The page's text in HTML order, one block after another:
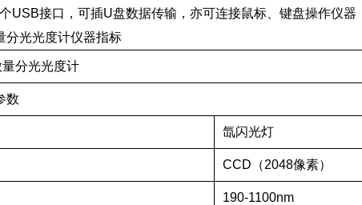
USB接口，可插U盘数据传输，亦可连接鼠标、键盘操作仪器
分光光度计仪器指标
分光光度计
数
氙闪光灯
CCD（2048像素）
190-1100nm